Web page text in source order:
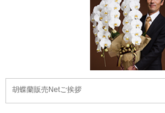
胡蝶蘭販売Netご挨拶